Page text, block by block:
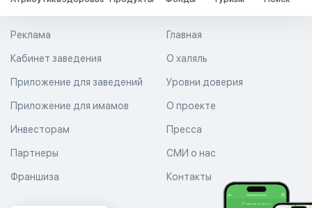
Главная
О халяль
Уровни доверия
Реклама
Кабинет заведения
Приложение для заведений
Приложение для имамов О проекте
Пресса
СМИ о нас
Контакты
Инвесторам
Партнеры
Франшиза